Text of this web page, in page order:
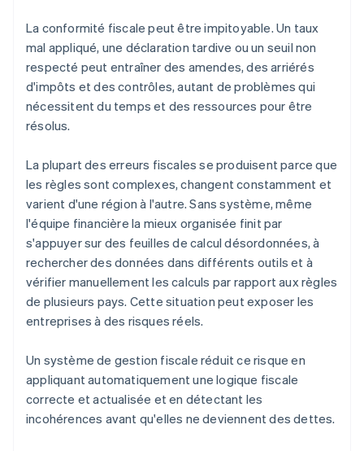
La conformité fiscale peut être impitoyable. Un taux
mal appliqué, une déclaration tardive ou un seuil non
respecté peut entraîner des amendes, des arriérés
d'impôts et des contrôles, autant de problèmes qui
nécessitent du temps et des ressources pour être
résolus.
La plupart des erreurs fiscales se produisent parce que
les règles sont complexes, changent constamment et
varient d'une région à l'autre. Sans système, même
l'équipe financière la mieux organisée finit par
s'appuyer sur des feuilles de calcul désordonnées, à
rechercher des données dans différents outils et à
vérifier manuellement les calculs par rapport aux règles
de plusieurs pays. Cette situation peut exposer les
entreprises à des risques réels.
Un système de gestion fiscale réduit ce risque en
appliquant automatiquement une logique fiscale
correcte et actualisée et en détectant les
incohérences avant qu'elles ne deviennent des dettes.